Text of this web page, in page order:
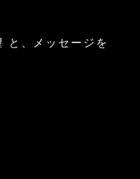
と、メッセージを